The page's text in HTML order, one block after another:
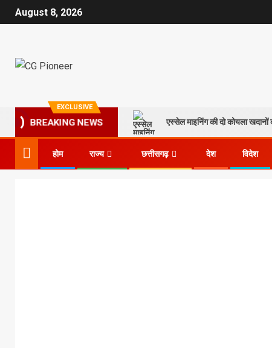
August 8, 2026
EXCLUSIVE
BREAKING NEWS एस्सेल माइनिंग की दो कोयला खदानों
होम राज्य छत्तीसगढ़ देश विदेश